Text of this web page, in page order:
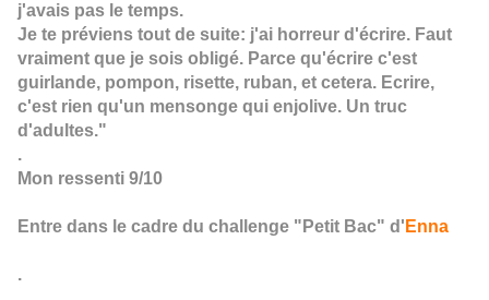
j'avais pas le temps.
Je te préviens tout de suite: j'ai horreur d'écrire. Faut
vraiment que je sois obligé. Parce qu'écrire c'est
guirlande, pompon, risette, ruban, et cetera. Ecrire,
c'est rien qu'un mensonge qui enjolive. Un truc
d'adultes."
.
Mon ressenti 9/10
Entre dans le cadre du challenge "Petit Bac" d' Enna
.